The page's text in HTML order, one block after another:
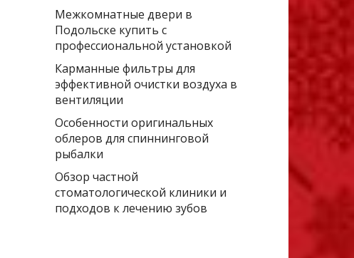
Межкомнатные двери в
Подольске купить с
профессиональной установкой
Карманные фильтры для
эффективной очистки воздуха в
вентиляции
Особенности оригинальных
облеров для спиннинговой
рыбалки
Обзор частной
стоматологической клиники и
подходов к лечению зубов